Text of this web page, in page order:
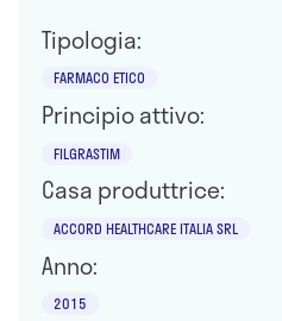
Tipologia:
FARMACO ETICO
Principio attivo:
FILGRASTIM
Casa produttrice:
ACCORD HEALTHCARE ITALIA SRL
Anno:
2015